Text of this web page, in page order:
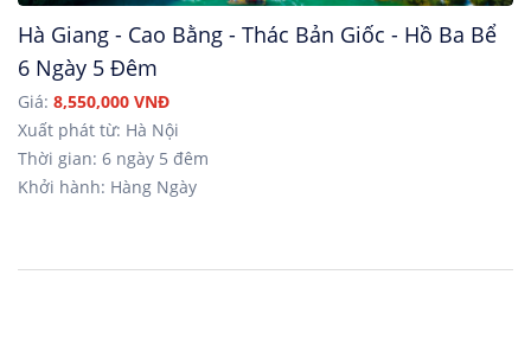
Hà Giang - Cao Bằng - Thác Bản Giốc - Hồ Ba Bể
6 Ngày 5 Đêm
Giá: 8,550,000 VNĐ
Xuất phát từ: Hà Nội
Thời gian: 6 ngày 5 đêm
Khởi hành: Hàng Ngày